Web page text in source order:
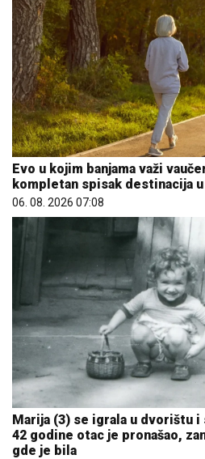
Evo u kojim banjama važi
kompletan spisak destinacija
06. 08. 2026 07:08
Marija (3) se igrala u dvorištu i
42 godine otac je pronašao,
gde je bila